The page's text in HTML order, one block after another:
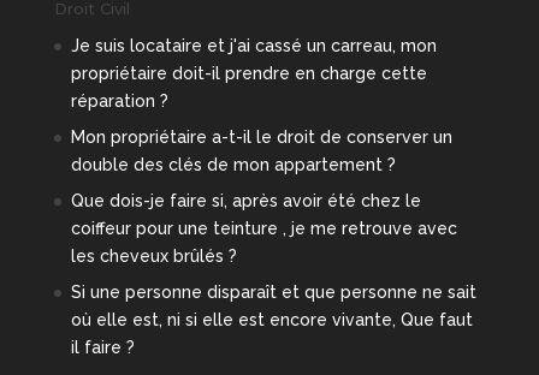
Droit Civil
Je suis locataire et j'ai cassé un carreau, mon
propriétaire doit-il prendre en charge cette
réparation ?
Mon propriétaire a-t-il le droit de conserver un
double des clés de mon appartement ?
Que dois-je faire si, après avoir été chez le
coiffeur pour une teinture , je me retrouve avec
les cheveux brûlés ?
Si une personne disparaît et que personne ne sait
où elle est, ni si elle est encore vivante, Que faut
il faire ?